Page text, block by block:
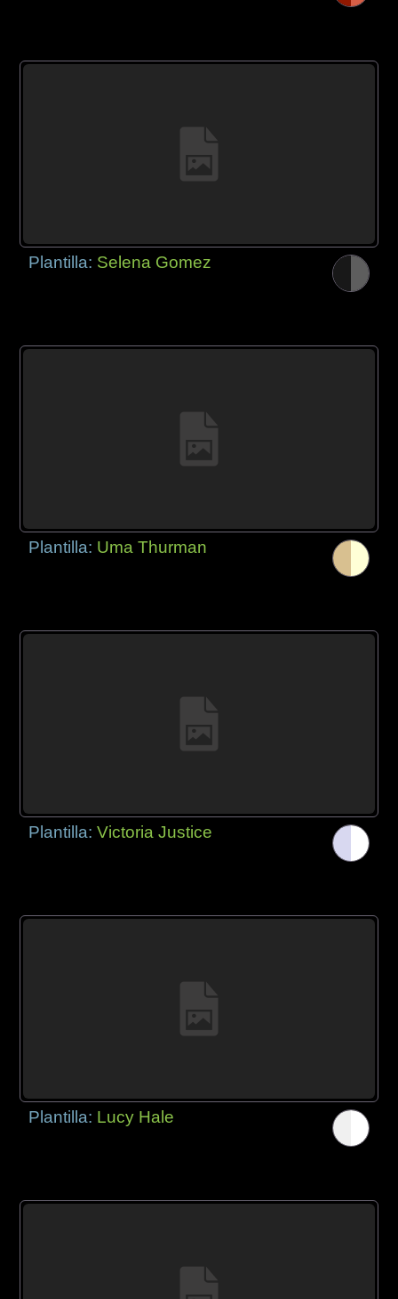
Plantilla: Selena Gomez
Plantilla: Uma Thurman
Plantilla:Victoria Justice
Plantilla: Lucy Hale